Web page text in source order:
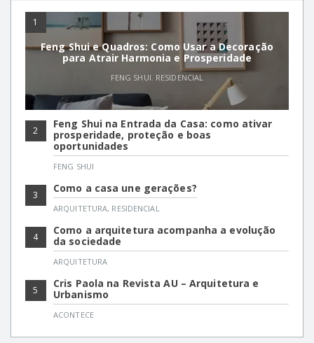
1
Feng Shui e Quadros: Como Usar a Decoração
para Atrair Harmonia e Prosperidade
FENG SHUI, RESIDENCIAL
2
Feng Shui na Entrada da Casa: como ativar
prosperidade, proteção e boas
oportunidades
FENG SHUI
3 Como a casa une gerações?
ARQUITETURA, RESIDENCIAL
4
Como a arquitetura acompanha a evolução
da sociedade
ARQUITETURA
5
Cris Paola na Revista AU – Arquitetura e
Urbanismo
ACONTECE